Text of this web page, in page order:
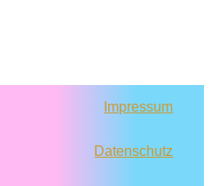
Impressum
Datenschutz